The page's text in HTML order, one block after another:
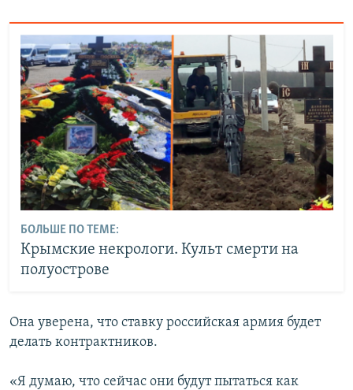
БОЛЬШЕ ПО ТЕМЕ:
Крымские некрологи. Культ смерти на
полуострове
Она уверена, что ставку российская армия будет
делать контрактников.
«Я думаю, что сейчас они будут пытаться как